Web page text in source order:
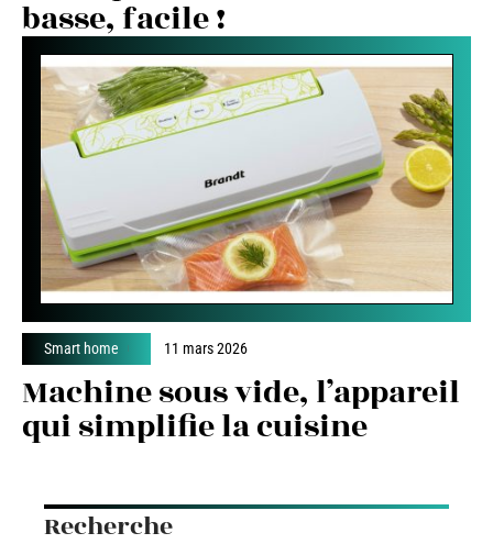
basse, facile !
Smart home 11 mars 2026
Machine sous vide, l’appareil
qui simplifie la cuisine
Recherche